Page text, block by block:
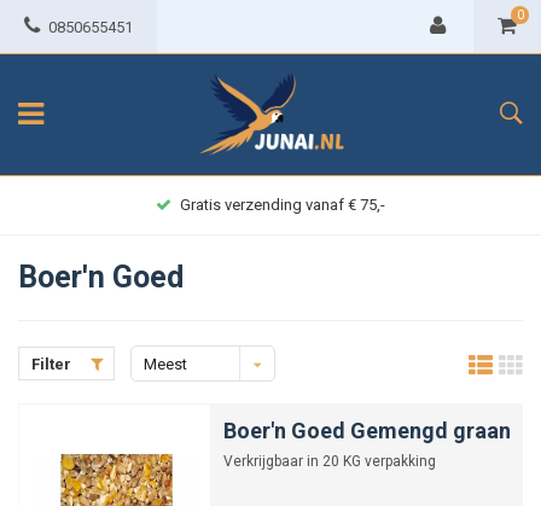
0850655451
0
Achteraf betalen
Boer'n Goed
Filter
Meest
Boer'n Goed Gemengd graan
Verkrijgbaar in 20 KG verpakking